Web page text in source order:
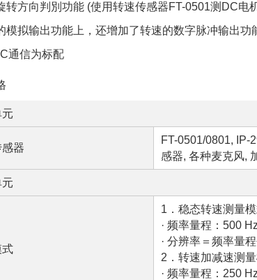
转方向判別功能 (使用转速传感器FT-0501测DC电
模拟输出功能上，还增加了转速的数字脉冲输出功
通信为标配
器
FT-0501/0801, IP-
感器, 各种麦克风,
式
1．稳态转速测量
· 频率量程：500
· 分辨率＝频率量
2．转速加减速测
· 频率量程：250